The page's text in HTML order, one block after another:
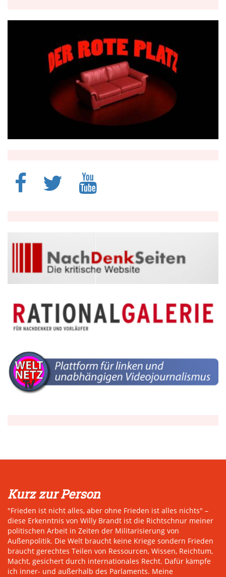
Kurz zur Person
"Frieden ist nicht alles, aber ohne Frieden ist alles nichts" –
diese Erkenntnis von Willy Brandt ist die Richtschnur meiner
politischen Arbeit in Zeiten der Militarisierung von
Außenpolitik. Die Welt braucht keine Kriege sondern Frieden
braucht gerechtes Teilen von Ressourcen, Wissen, Reichtum,
Macht, gesichert durch internationales Recht. Dafür kämpfe
ich inner- und außerhalb des Parlaments. Meine